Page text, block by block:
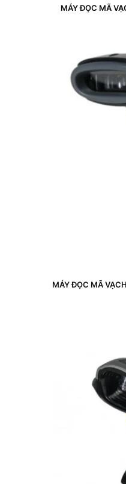
MÁY ĐỌC MÃ
MÁY ĐỌC MÃ